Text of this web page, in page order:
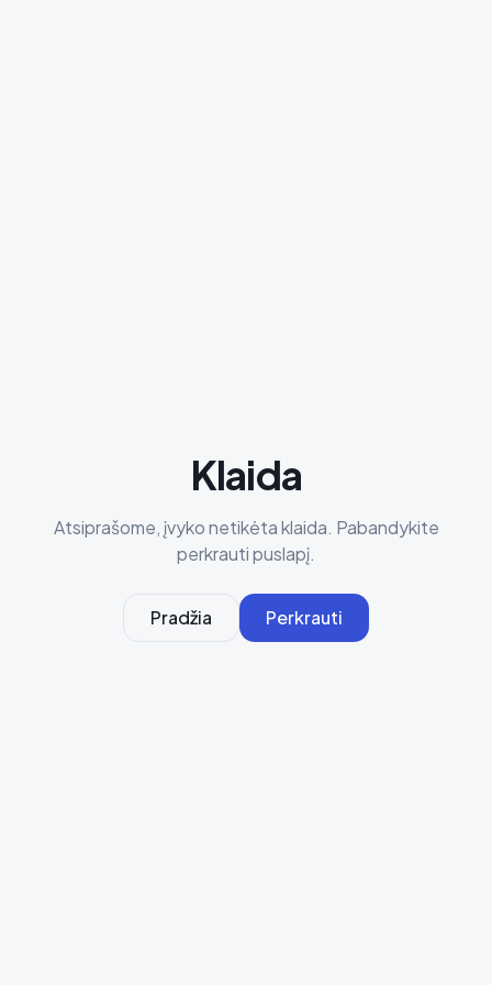
Klaida
Atsiprašome, įvyko netikėta klaida. Pabandykite
perkrauti puslapį.
Pradžia Perkrauti